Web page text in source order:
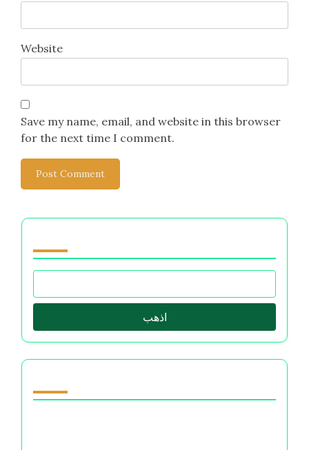
Website
Save my name, email, and website in this browser
for the next time I comment.
اذهب